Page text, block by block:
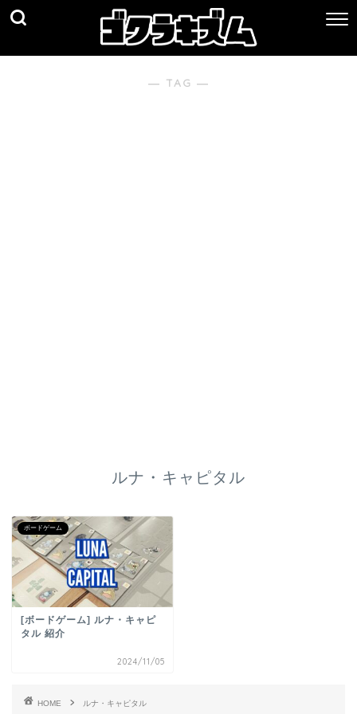
― TAG ―
ルナ・キャピタル
ボードゲーム
[ボードゲーム] ルナ・キャピ
タル 紹介
2024/11/05
HOME ルナ・キャピタル